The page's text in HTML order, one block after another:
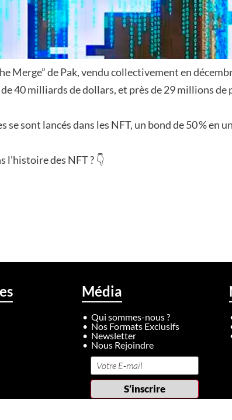
Merge” de Pak, vendu collectivement en
40 milliards de dollars, et près de 29 millions
se sont lancés dans les NFT, un bond de 50 %
l’histoire des NFT ? 👇
Média
Qui sommes-nous ?
Nos Formats Exclusifs
Newsletter
Nous Rejoindre